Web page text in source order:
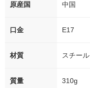
原産国 中国
口金 E17
材質 スチール
質量 310g